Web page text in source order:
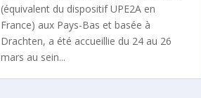
(équivalent du dispositif UPE2A en
France) aux Pays-Bas et basée à
Drachten, a été accueillie du 24 au 26
mars au sein...